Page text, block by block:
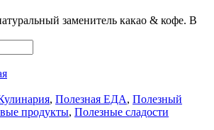
заменитель какао & кофе. В
, Полезная ЕДА, Полезный
продукты, Полезные сладости